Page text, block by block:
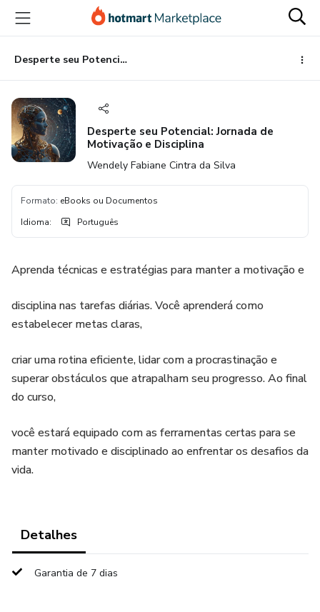
para
conteúdo
principal
para
pagamento
para
rodapé
Desperte seu Potencial: Jornada de Motivação e Disciplina
Desperte seu Potencial: Jornada de
Motivação e Disciplina
Wendely Fabiane Cintra da Silva
Formato: eBooks ou Documentos
Idioma: Português
Aprenda técnicas e estratégias para manter a motivação e
disciplina nas tarefas diárias. Você aprenderá como
estabelecer metas claras,
criar uma rotina eficiente, lidar com a procrastinação e
superar obstáculos que atrapalham seu progresso. Ao final
do curso,
você estará equipado com as ferramentas certas para se
manter motivado e disciplinado ao enfrentar os desafios da
vida.
Detalhes
Garantia de 7 dias